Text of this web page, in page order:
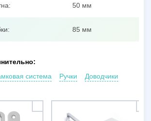
50 мм
85 мм
система Ручки
Доводчики